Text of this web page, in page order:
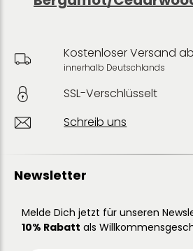
Kostenloser Versand
innerhalb Deutschlands
SSL-Verschlüsselt
Schreib uns
Newsletter
Melde Dich jetzt für unseren
10% Rabatt als